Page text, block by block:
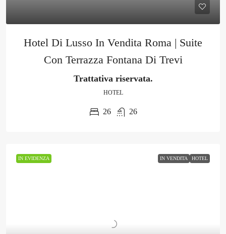
Hotel Di Lusso In Vendita Roma | Suite
Con Terrazza Fontana Di Trevi
Trattativa riservata.
HOTEL
26 26
IN EVIDENZA IN VENDITA HOTEL